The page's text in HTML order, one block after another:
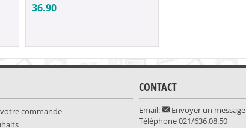
36.90
commande
CONTACT
Email:
Envoyer un message
Téléphone021/636.08.50